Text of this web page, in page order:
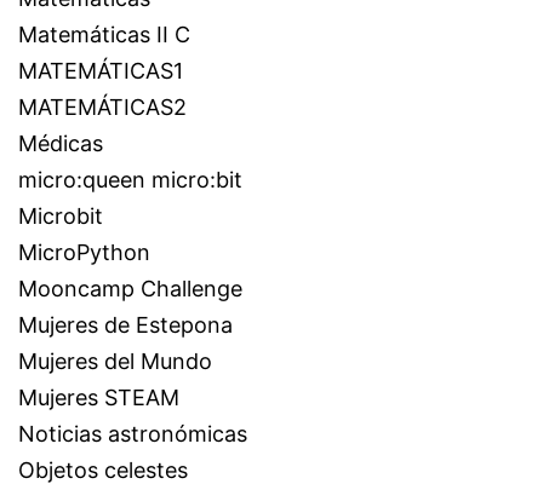
Matemáticas II C
MATEMÁTICAS1
MATEMÁTICAS2
Médicas
micro:queen micro:bit
Microbit
MicroPython
Mooncamp Challenge
Mujeres de Estepona
Mujeres del Mundo
Mujeres STEAM
Noticias astronómicas
Objetos celestes